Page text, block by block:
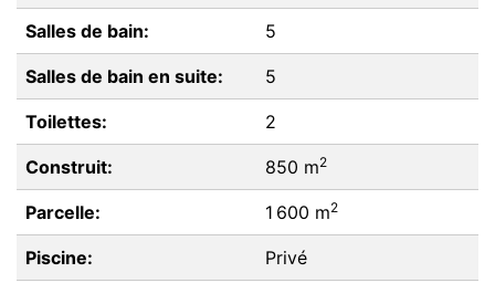
Salles de bain: 5
Salles de bain en suite: 5
Toilettes: 2
Construit: 850 m2
Parcelle: 1 600 m2
Piscine: Privé